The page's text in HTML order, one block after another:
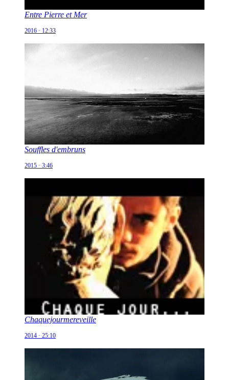
Entre Pierre et Mer
2016 · 12:33
Souffles d'embruns
2015 · 3:46
Chaquejourmereveille
2014 · 25:10